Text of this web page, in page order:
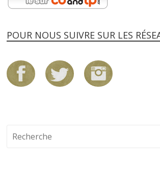
POUR NOUS SUIVRE SUR LES